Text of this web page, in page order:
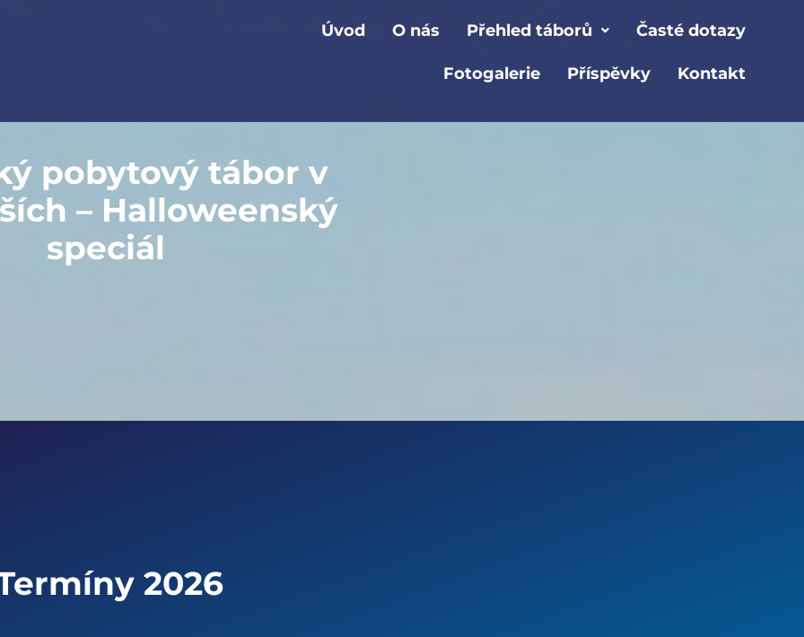
Úvod O nás Přehled táborů Časté dotazy
Fotogalerie Příspěvky Kontakt
pobytový tábor v
– Halloweenský
speciál
2026